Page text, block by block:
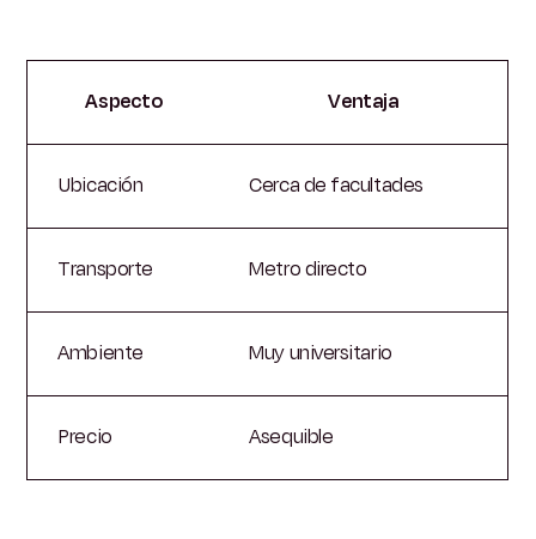
Aspecto Ventaja
Ubicación Cerca de facultades
Transporte Metro directo
Ambiente Muy universitario
Precio Asequible